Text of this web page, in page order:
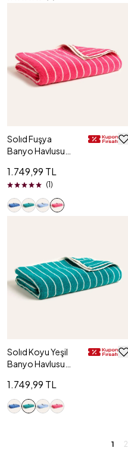
Solıd Fuşya
Banyo Havlusu
1.749,99 TL
(1)
Solıd Koyu Yeşil
Banyo Havlusu
1.749,99 TL
1 2